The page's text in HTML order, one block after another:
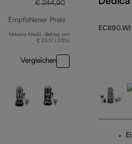
€ 244,90
Empfohlener Preis
Originalpreis €
Inklusive MwSt.-Betrag von
€ 23,17 ( 20%)
Vergleichen
EC890.WI